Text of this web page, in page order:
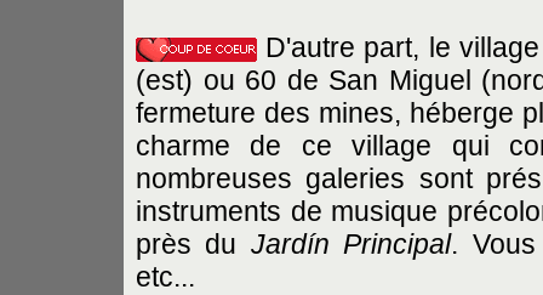
D'autre part, le
(est) ou 60 de San Miguel
fermeture des mines, héberge
charme de ce village qui
nombreuses galeries sont
instruments de musique
près du Jardín Principal.
etc...